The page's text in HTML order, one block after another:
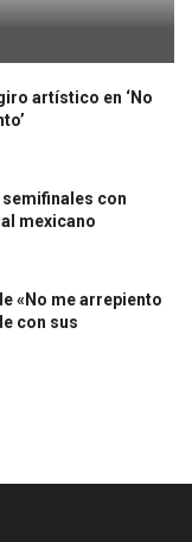
artístico en ‘No
semifinales con
mexicano
«No me arrepiento
con sus